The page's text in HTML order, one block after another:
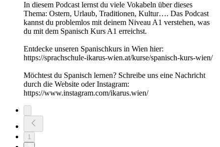
In diesem Podcast lernst du viele Vokabeln über dieses
Thema: Ostern, Urlaub, Traditionen, Kultur…. Das Podcast
kannst du problemlos mit deinem Niveau A1 verstehen, was
du mit dem Spanisch Kurs A1 erreichst.
Entdecke unseren Spanischkurs in Wien hier:
https://sprachschule-ikarus-wien.at/kurse/spanisch-kurs-wien/
Möchtest du Spanisch lernen? Schreibe uns eine Nachricht
durch die Website oder Instagram:
https://www.instagram.com/ikarus.wien/
1